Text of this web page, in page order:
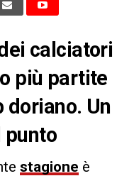
calciatori
più partite
doriano. Un
punto
stagione è